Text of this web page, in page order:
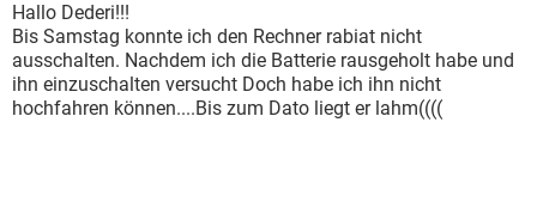
Hallo Dederi!!!
Bis Samstag konnte ich den Rechner rabiat nicht
ausschalten. Nachdem ich die Batterie rausgeholt habe und
ihn einzuschalten versucht Doch habe ich ihn nicht
hochfahren können....Bis zum Dato liegt er lahm((((